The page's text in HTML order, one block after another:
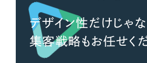
デザイン性だけじゃな
集客戦略もお任せくだ